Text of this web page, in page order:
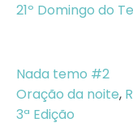
21º Domingo do
Nada temo #2
Oração da noite,
3ª Edição